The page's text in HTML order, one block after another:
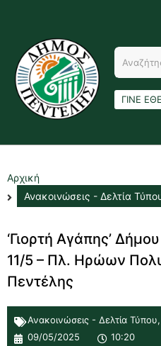
ΓΙΝΕ
Αρχική
Ανακοινώσεις - Δελτία
‘Γιορτή Αγάπης’
11/5 – Πλ. Ηρώων
Πεντέλης
Ανακοινώσεις - Δελτία Τύπου,
09/05/2025
10:20